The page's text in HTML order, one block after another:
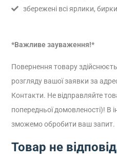
збережені всі ярлики,
*Важливе зауваження!*
Повернення товару
розгляду вашої заявки за
Контакти. Не відправляйте
попередньої домовленості)! В
зможемо обробити ваш запит.
Товар не